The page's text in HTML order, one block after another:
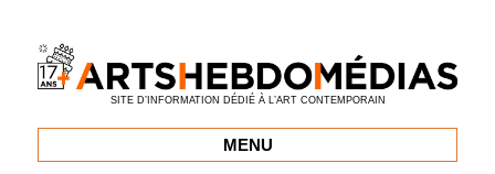
SITE D’INFORMATION DÉDIÉ À L’ART CONTEMPORAIN
MENU